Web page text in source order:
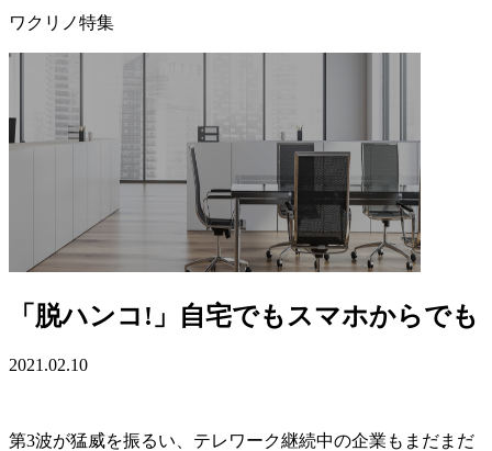
ワクリノ特集
「脱ハンコ!」自宅でもスマホからでも
2021.02.10
第3波が猛威を振るい、テレワーク継続中の企業もまだまだ